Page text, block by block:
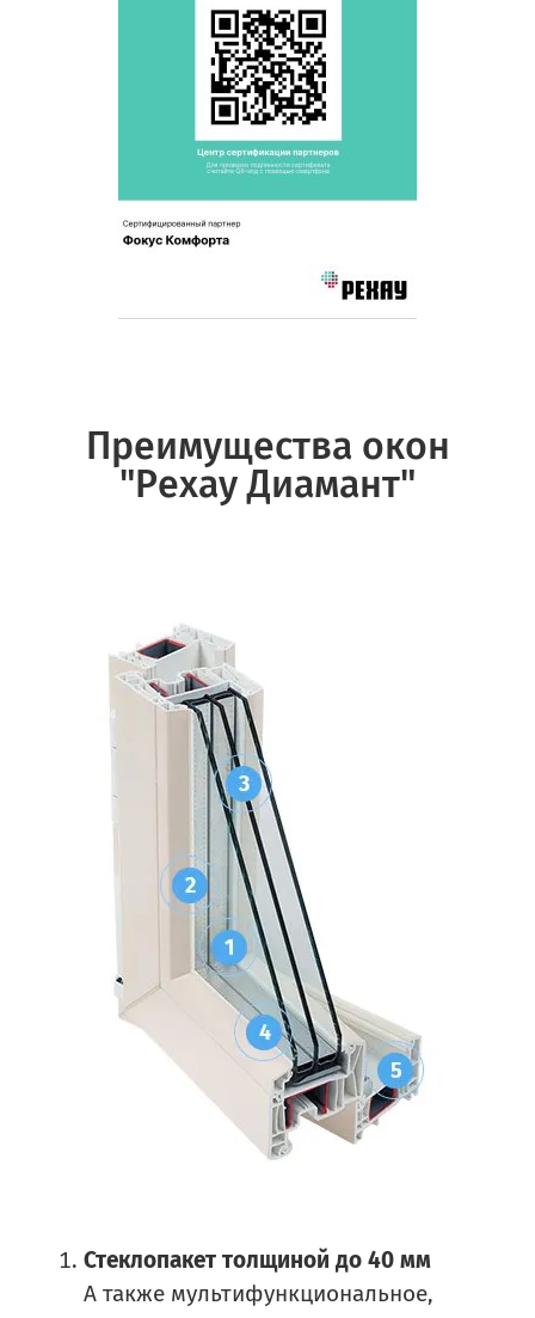
Преимущества окон
"Pехау Диамант"
Стеклопакет толщиной до 40 мм
А также мультифункциональное,